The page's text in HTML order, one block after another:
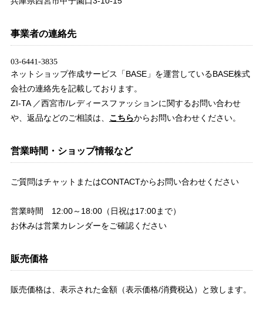
事業者の連絡先
ネットショップ作成サービス「BASE」を運営しているBASE株式
会社の連絡先を記載しております。
ZI-TA ／西宮市/レディースファッションに関するお問い合わせ
や、返品などのご相談は、 こちらからお問い合わせください。
営業時間・ショップ情報など
ご質問はチャットまたはCONTACTからお問い合わせください
営業時間 12:00～18:00（日祝は17:00まで）
お休みは営業カレンダーをご確認ください
販売価格
販売価格は、表示された金額（表示価格/消費税込）と致します。